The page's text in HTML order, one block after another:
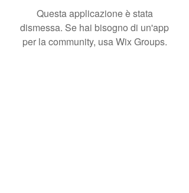
Questa applicazione è stata
dismessa. Se hai bisogno di un'app
per la community, usa Wix Groups.